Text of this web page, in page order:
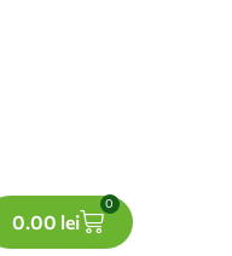
0.00 lei
0